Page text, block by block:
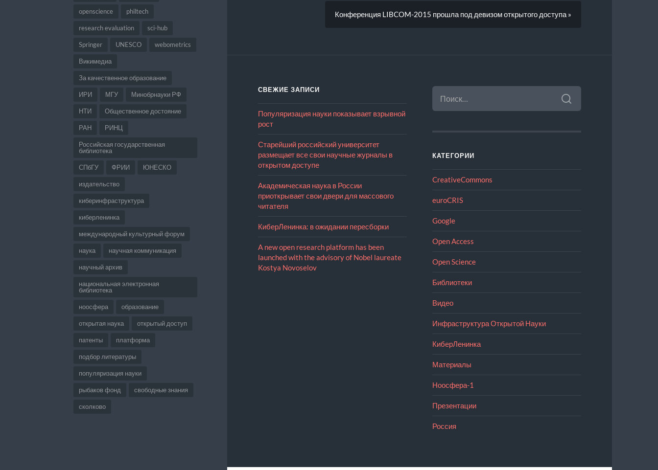
openscience philtech
research evaluation sci-hub
Springer UNESCO webometrics
Викимедиа
За качественное образование
ИРИ МГУ Минобрнауки РФ
НТИ Общественное достояние
РАН РИНЦ
Российская государственная
библиотека
СПбГУ ФРИИ ЮНЕСКО
издательство
киберинфраструктура
киберленинка
международный культурный форум
наука научная коммуникация
научный архив
национальная электронная
библиотека
ноосфера образование
открытая наука открытый доступ
патенты платформа
подбор литературы
популяризация науки
рыбаков фонд свободные знания
сколково
Конференция LIBCOM-2015 прошла под девизом открытого доступа »
СВЕЖИЕ ЗАПИСИ
Популяризация науки показывает взрывной
рост
Старейший российский университет
размещает все свои научные журналы в
открытом доступе
Академическая наука в России
приоткрывает свои двери для массового
читателя
КиберЛенинка: в ожидании пересборки
A new open research platform has been
launched with the advisory of Nobel laureate
Kostya Novoselov
НАЙТИ:
КАТЕГОРИИ
CreativeCommons
euroCRIS
Google
Open Access
Open Science
Библиотеки
Видео
Инфраструктура Открытой Науки
КиберЛенинка
Материалы
Ноосфера-1
Презентации
Россия